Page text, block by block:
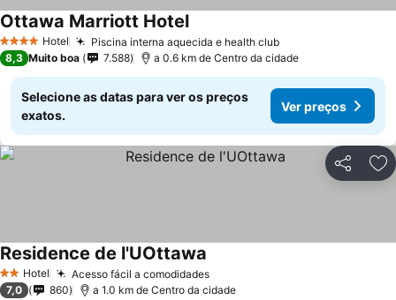
4 EstrelasHotel Piscina interna aquecida e health club
Ottawa Marriott Hotel
8,3 Muito boa 7.588 a 0.6 km de Centro da cidade
Selecione as datas para ver os preços
exatos.
Ver preços
Partilhar
2 Estrelas
Hotel Acesso fácil a comodidades
Residence de l'UOttawa
7,0 860 a 1.0 km de Centro da cidade